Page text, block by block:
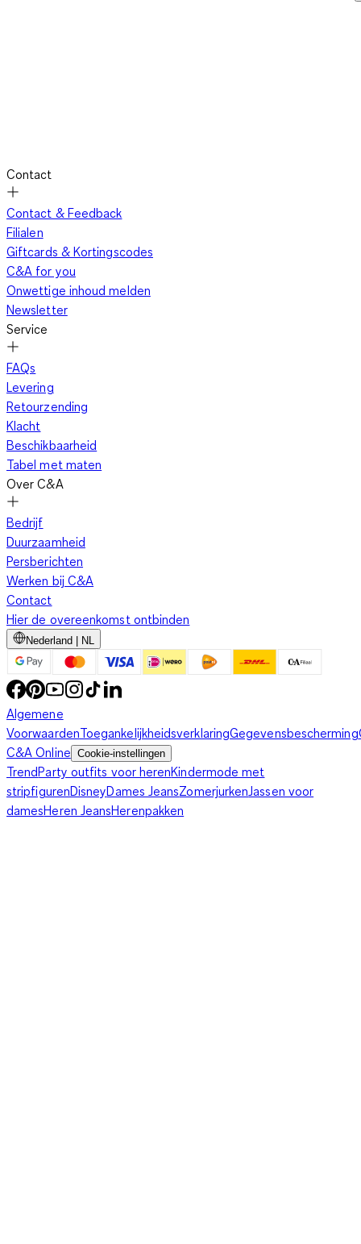
Contact
Contact & Feedback
Filialen
Giftcards & Kortingscodes
C&A for you
Onwettige inhoud melden
Newsletter
Service
FAQs
Levering
Retourzending
Klacht
Beschikbaarheid
Tabel met maten
Over C&A
Bedrijf
Duurzaamheid
Persberichten
Werken bij C&A
Contact
Hier de overeenkomst ontbinden
Nederland | NL
Algemene
VoorwaardenToegankelijkheidsverklaringGegevensbescherming
C&A Online Cookie-instellingen
TrendParty outfits voor herenKindermode met
stripfigurenDisneyDames JeansZomerjurkenJassen voor
damesHeren JeansHerenpakken